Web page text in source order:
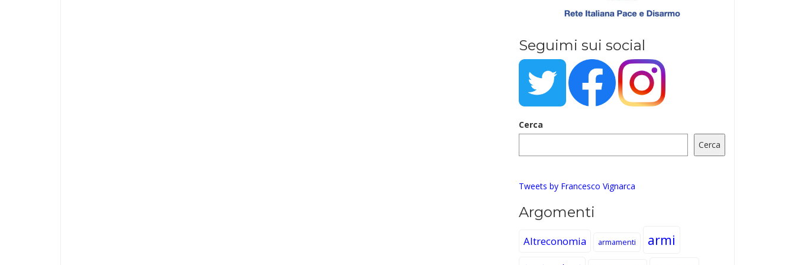
Seguimi sui social
Cerca
Cerca
Tweets by Francesco Vignarca
Argomenti
Altreconomia armamenti armi